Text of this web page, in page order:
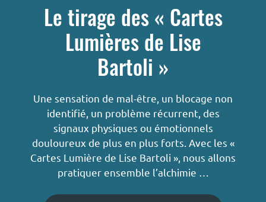
Le tirage des « Cartes
Lumières de Lise
Bartoli »
Une sensation de mal-être, un blocage non
identifié, un problème récurrent, des
signaux physiques ou émotionnels
douloureux de plus en plus forts. Avec les «
Cartes Lumière de Lise Bartoli », nous allons
pratiquer ensemble l’alchimie …